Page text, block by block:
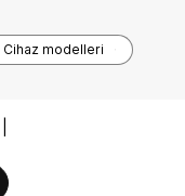
Cihaz modelleri